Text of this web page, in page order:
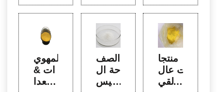
المهوي
ات &
معدا
الصف
حة ال
رئيس
منتجا
ت عال
ية القي